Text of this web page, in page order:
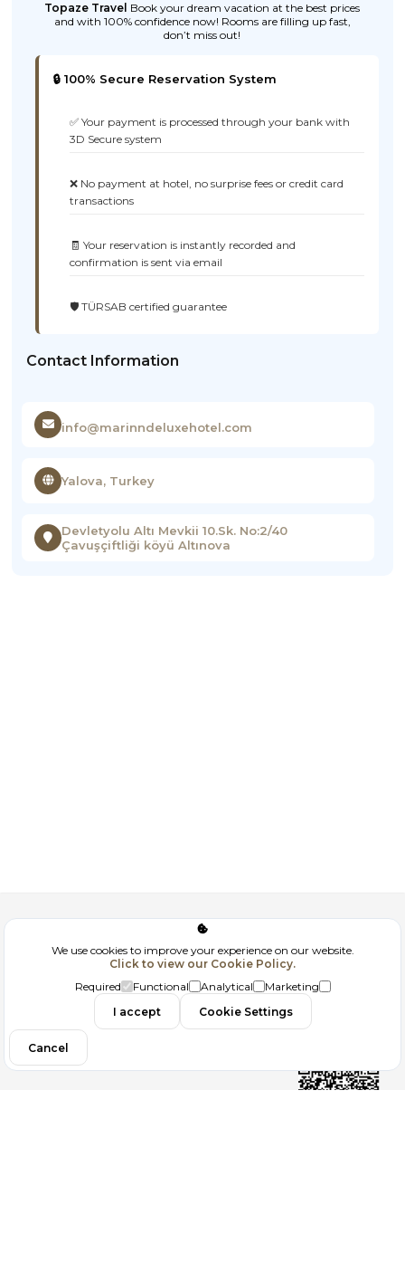
Topaze Travel Book your dream vacation at the best prices
and with 100% confidence now! Rooms are filling up fast,
don’t miss out!
🔒 100% Secure Reservation System
✅ Your payment is processed through your bank with
3D Secure system
❌ No payment at hotel, no surprise fees or credit card
transactions
🧾 Your reservation is instantly recorded and
confirmation is sent via email
🛡️ TÜRSAB certified guarantee
Contact Information
info@marinndeluxehotel.com
Yalova, Turkey
Devletyolu Altı Mevkii 10.Sk. No:2/40
Çavuşçiftliği köyü Altınova
Corporate
GDPR
Contact
We use cookies to improve your experience on our website.
Click to view our Cookie Policy.
Required
Functional Analytical
Marketing
I accept
Cookie Settings
Cancel